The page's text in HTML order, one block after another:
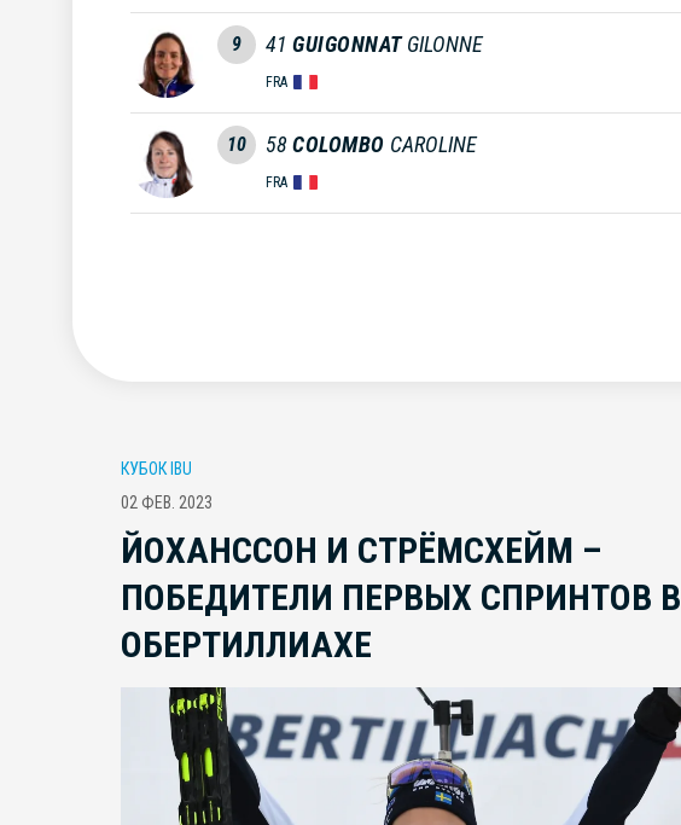
9 41 GUIGONNAT GILONNE
FRA
10 58COLOMBO CAROLINE
FRA
КУБОК IBU
02 ФЕВ. 2023
ЙОХАНССОН И CТРЁМСХЕЙМ –
ПОБЕДИТЕЛИ ПЕРВЫХ СПРИНТОВ В
ОБЕРТИЛЛИАХЕ